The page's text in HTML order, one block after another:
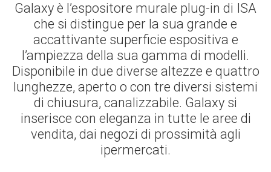
Galaxy è l’espositore murale plug-in di ISA
che si distingue per la sua grande e
accattivante superficie espositiva e
l’ampiezza della sua gamma di modelli.
Disponibile in due diverse altezze e quattro
lunghezze, aperto o con tre diversi sistemi
di chiusura, canalizzabile. Galaxy si
inserisce con eleganza in tutte le aree di
vendita, dai negozi di prossimità agli
ipermercati.